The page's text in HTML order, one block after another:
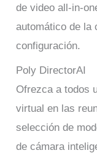
de video all-in-
automático de la
configuración.
Poly DirectorAI
Ofrezca a todos
virtual en las
selección de
de cámara